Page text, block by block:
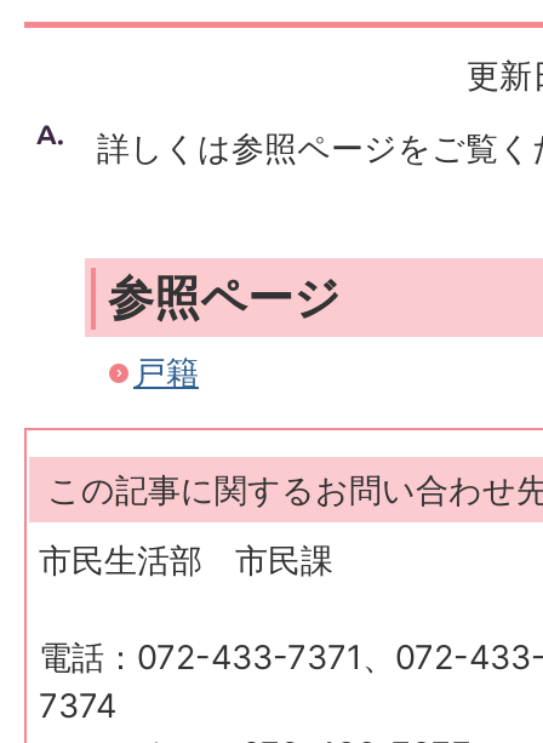
更新
詳しくは参照ページをご覧く
参照ページ
戸籍
この記事に関するお問い合わせ
市民生活部 市民課
電話：072-433-7371、072-
7374